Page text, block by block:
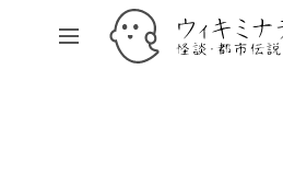
ン
サイドバーの切り替え